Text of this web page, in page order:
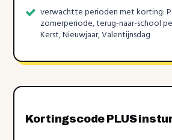
verwachtte perioden met korting:
zomerperiode, terug-naar-school
Kerst, Nieuwjaar, Valentijnsdag
Kortingscode PLUS